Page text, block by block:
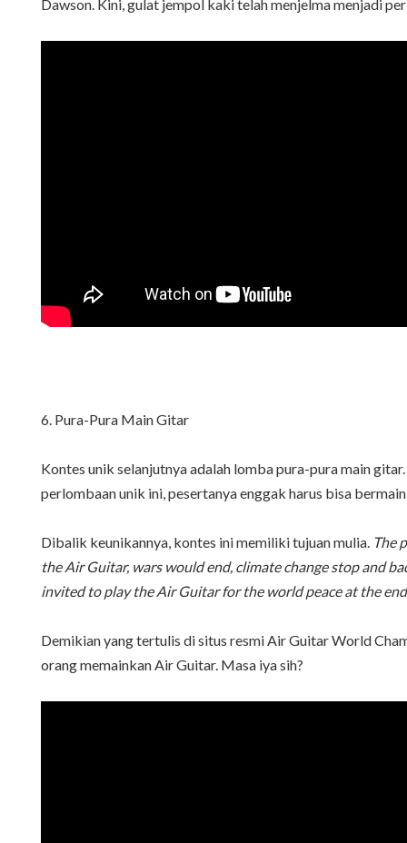
Dawson. Kini, gulat jempol kaki telah menjelma menjadi
6. Pura-Pura Main Gitar
Kontes unik selanjutnya adalah lomba pura-pura main
perlombaan unik ini, pesertanya enggak harus bisa
Dibalik keunikannya, kontes ini memiliki tujuan mulia. The
the Air Guitar, wars would end, climate change stop and
invited to play the Air Guitar for the world peace at the
Demikian yang tertulis di situs resmi Air Guitar World
orang memainkan Air Guitar. Masa iya sih?